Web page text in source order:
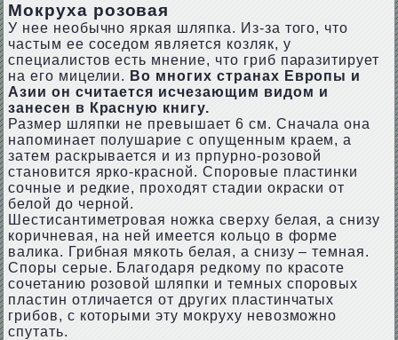
Мокруха розовая
У нее необычно яркая шляпка. Из-за того, что
частым ее соседом является козляк, у
специалистов есть мнение, что гриб паразитирует
на его мицелии. Во многих странах Европы и
Азии он считается исчезающим видом и
занесен в Красную книгу.
Размер шляпки не превышает 6 см. Сначала она
напоминает полушарие с опущенным краем, а
затем раскрывается и из прпурно-розовой
становится ярко-красной. Споровые пластинки
сочные и редкие, проходят стадии окраски от
белой до черной.
Шестисантиметровая ножка сверху белая, а снизу
коричневая, на ней имеется кольцо в форме
валика. Грибная мякоть белая, а снизу – темная.
Споры серые. Благодаря редкому по красоте
сочетанию розовой шляпки и темных споровых
пластин отличается от других пластинчатых
грибов, с которыми эту мокруху невозможно
спутать.